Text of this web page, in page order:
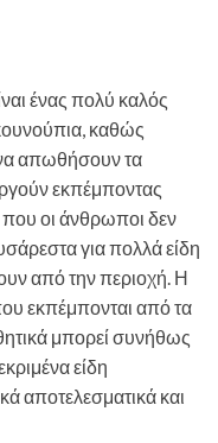
ένας πολύ καλός
καθώς
απωθήσουν τα
εκπέμποντας
οι άνθρωποι δεν
για πολλά είδη
από την περιοχή. Η
εκπέμπονται από τα
μπορεί συνήθως
είδη
αποτελεσματικά και